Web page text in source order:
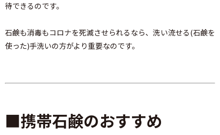
待できるのです。
石鹸も消毒もコロナを死滅させられるなら、洗い流せる(石鹸を
使った)手洗いの方がより重要なのです。
■携帯石鹸のおすすめ